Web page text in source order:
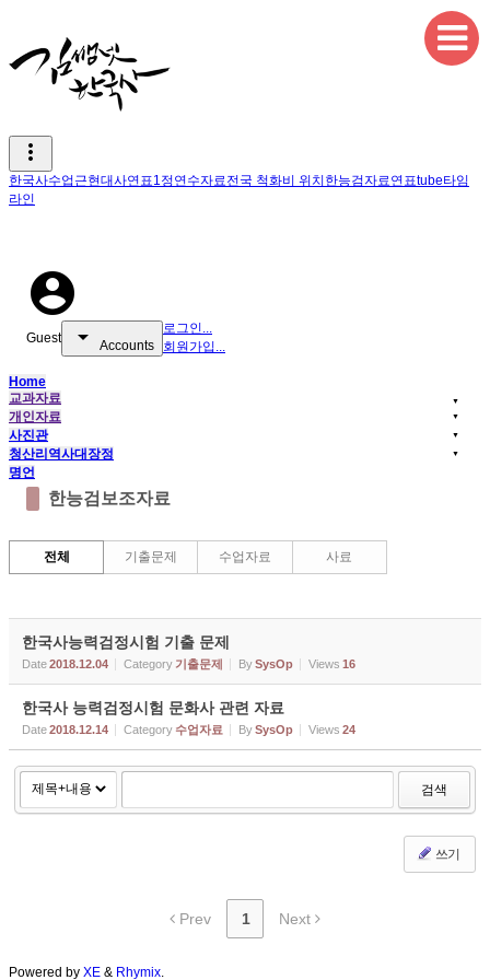
more_vert
한국사수업 근현대사연표1정연수자료전국 척화비 위치 한능검자료연표tube타임
라인
account_circle
Guest arrow_drop_down Accounts
로그인...
회원가입...
Home
▼
교과자료
▼
개인자료
▼
사진관
▼
청산리역사대장정
명언
한능검보조자료
전체 기출문제 수업자료 사료
한국사능력검정시험 기출 문제
Date2018.12.04 Category 기출문제 BySysOp Views 16
한국사 능력검정시험 문화사 관련 자료
Date2018.12.14 Category 수업자료 BySysOp Views 24
검색
쓰기
Prev 1 Next
Powered by XE & Rhymix.
Sketchbook5, 스케치북5
Sketchbook5, 스케치북5